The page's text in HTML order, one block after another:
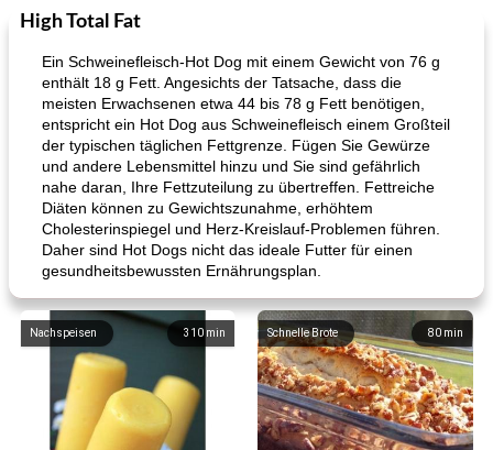
High Total Fat
Ein Schweinefleisch-Hot Dog mit einem Gewicht von 76 g
enthält 18 g Fett. Angesichts der Tatsache, dass die
meisten Erwachsenen etwa 44 bis 78 g Fett benötigen,
entspricht ein Hot Dog aus Schweinefleisch einem Großteil
der typischen täglichen Fettgrenze. Fügen Sie Gewürze
und andere Lebensmittel hinzu und Sie sind gefährlich
nahe daran, Ihre Fettzuteilung zu übertreffen. Fettreiche
Diäten können zu Gewichtszunahme, erhöhtem
Cholesterinspiegel und Herz-Kreislauf-Problemen führen.
Daher sind Hot Dogs nicht das ideale Futter für einen
gesundheitsbewussten Ernährungsplan.
310 min
Nachspeisen 80 min
Schnelle Brote